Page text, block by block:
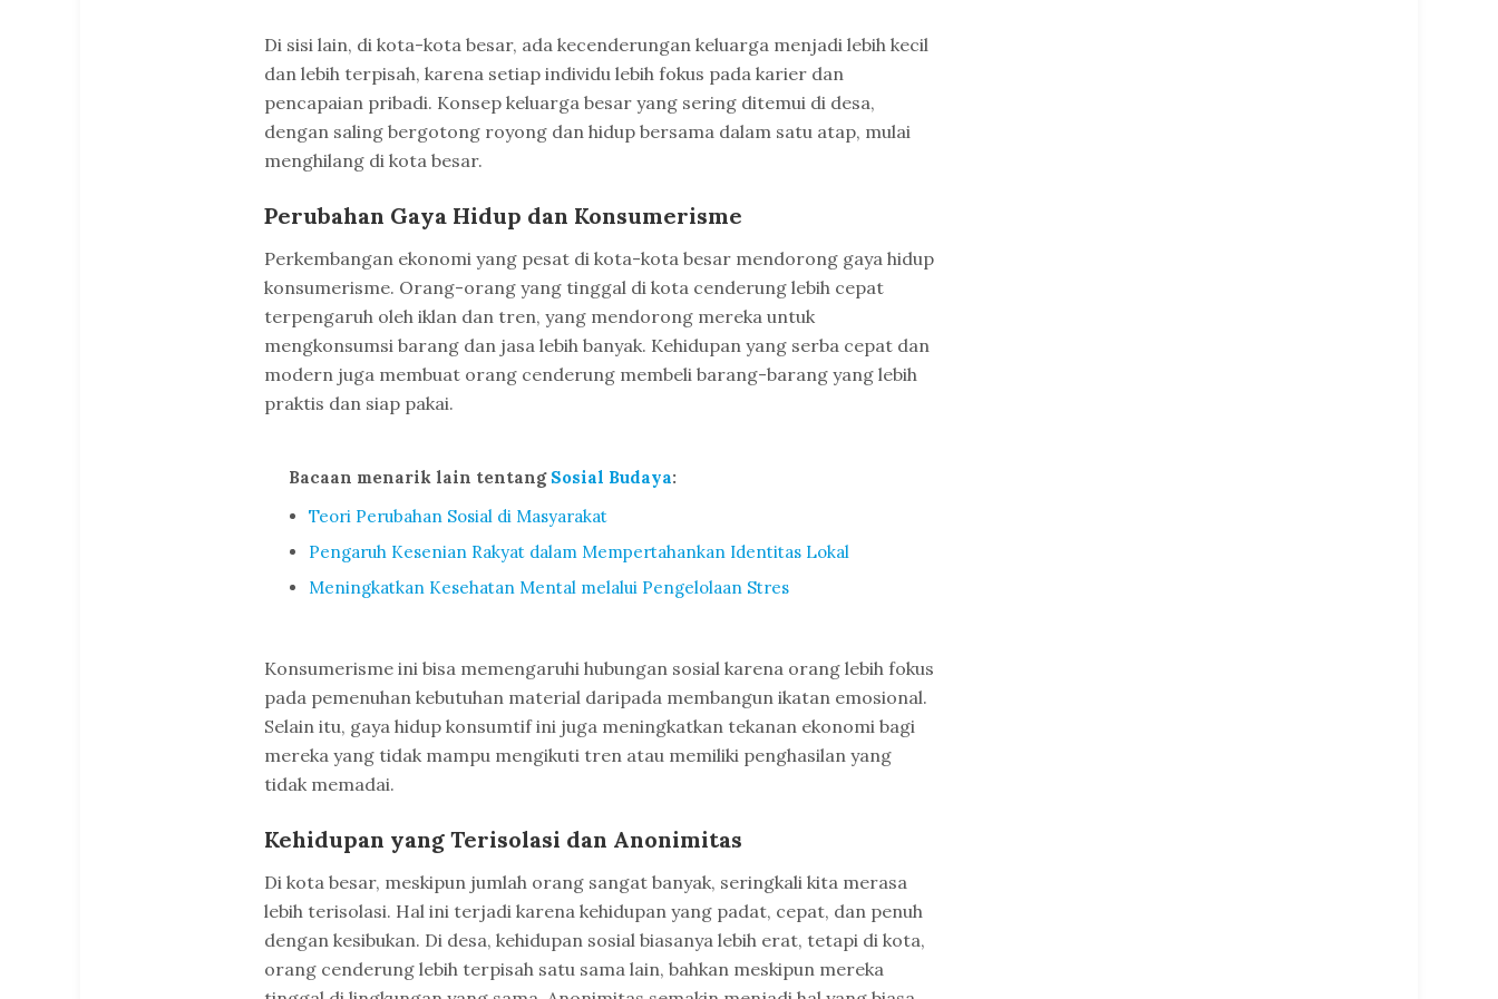
Di sisi lain, di kota-kota besar, ada kecenderungan keluarga menjadi lebih kecil
dan lebih terpisah, karena setiap individu lebih fokus pada karier dan
pencapaian pribadi. Konsep keluarga besar yang sering ditemui di desa,
dengan saling bergotong royong dan hidup bersama dalam satu atap, mulai
menghilang di kota besar.
Perubahan Gaya Hidup dan Konsumerisme
Perkembangan ekonomi yang pesat di kota-kota besar mendorong gaya hidup
konsumerisme. Orang-orang yang tinggal di kota cenderung lebih cepat
terpengaruh oleh iklan dan tren, yang mendorong mereka untuk
mengkonsumsi barang dan jasa lebih banyak. Kehidupan yang serba cepat dan
modern juga membuat orang cenderung membeli barang-barang yang lebih
praktis dan siap pakai.
Bacaan menarik lain tentang Sosial Budaya:
Teori Perubahan Sosial di Masyarakat
Pengaruh Kesenian Rakyat dalam Mempertahankan Identitas Lokal
Meningkatkan Kesehatan Mental melalui Pengelolaan Stres
Konsumerisme ini bisa memengaruhi hubungan sosial karena orang lebih fokus
pada pemenuhan kebutuhan material daripada membangun ikatan emosional.
Selain itu, gaya hidup konsumtif ini juga meningkatkan tekanan ekonomi bagi
mereka yang tidak mampu mengikuti tren atau memiliki penghasilan yang
tidak memadai.
Kehidupan yang Terisolasi dan Anonimitas
Di kota besar, meskipun jumlah orang sangat banyak, seringkali kita merasa
lebih terisolasi. Hal ini terjadi karena kehidupan yang padat, cepat, dan penuh
dengan kesibukan. Di desa, kehidupan sosial biasanya lebih erat, tetapi di kota,
orang cenderung lebih terpisah satu sama lain, bahkan meskipun mereka